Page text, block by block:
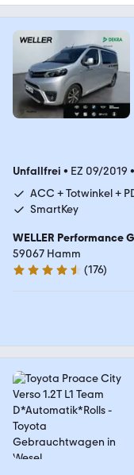
Unfallfrei • EZ 09/2019 •
ACC + Totwinkel +
SmartKey
WELLER Performance
59067 Hamm
4.6 Sterne
(176)